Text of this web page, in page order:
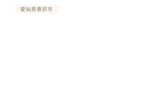
愛知県豊田市